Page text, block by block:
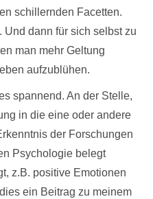
schillernden Facetten.
dann für sich selbst zu
man mehr Geltung
aufzublühen.
spannend. An der Stelle,
in die eine oder andere
der Forschungen
Psychologie belegt
z.B. positive Emotionen
ein Beitrag zu meinem